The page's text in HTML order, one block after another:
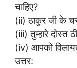
चाहिए?
(ii) ठाकुर जी के
(iii) तुम्हारे दोस्त
(iv) आपको
उत्तर: